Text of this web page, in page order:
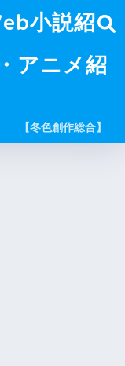
小説紹
アニメ紹
【冬色創作総合】